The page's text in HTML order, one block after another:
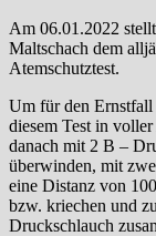
Am 06.01.2022
Maltschach dem
Atemschutztest.
Um für den Ernstfall
diesem Test in
danach mit 2 B –
überwinden, mit
eine Distanz von
bzw. kriechen und
Druckschlauch